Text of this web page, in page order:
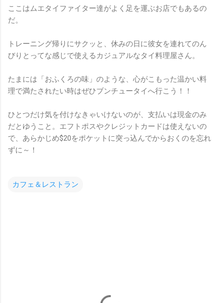
ここはムエタイファイター達がよく足を運ぶお店でもあるの
だ。
トレーニング帰りにサクッと、休みの日に彼女を連れてのん
びりとってな感じで使えるカジュアルなタイ料理屋さん。
たまには「おふくろの味」のような、心がこもった温かい料
理で満たされたい時はぜひブンチュータイへ行こう！！
ひとつだけ気を付けなきゃいけないのが、支払いは現金のみ
だとゆうこと。エフトポスやクレジットカードは使えないの
で、あらかじめ$20をポケットに突っ込んでからおくのを忘れ
ずに～！
カフェ＆レストラン